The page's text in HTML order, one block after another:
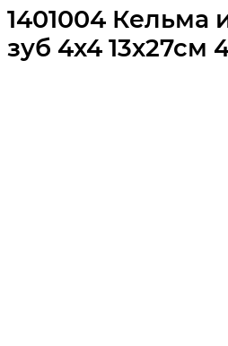
1401004
зуб 4х4